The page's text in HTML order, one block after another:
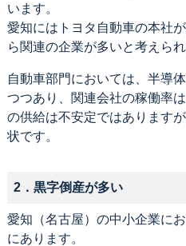
います。
愛知にはトヨタ自動車の本社
ら関連の企業が多いと考えられ
自動車部門においては、半導
つつあり、関連会社の稼働率
の供給は不安定ではあります
状です。
2．黒字倒産が多い
愛知（名古屋）の中小企業に
にあります。